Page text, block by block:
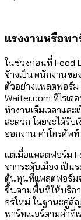
แรงงานหรือพา
ในช่วงก่อนที่ Food
จ้างเป็นพนักงานข
ตัวอย่างแพลตฟอร์ม
Waiter.com ที่ไรเ
ทำงานเต็มเวลาและ
สะดวก โดยจะได้รับ
ออกงาน ค่าโทรศัพ
แต่เมื่อแพลตฟอร์ม
จากระดับเมือง เป็น
ต้นทุนที่แพลตฟอร์มจ
ขึ้นตามพื้นที่ให้บริกา
อร์ใหม่ ในฐานะคู่
พาร์ทเนอร์ตามคำที่